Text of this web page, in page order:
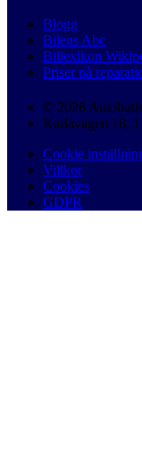
Blogg
Bilens Abc
Billexikon
Priser på
© 2026
Karlavägen 18,
Cookie
Villkor
Cookies
GDPR